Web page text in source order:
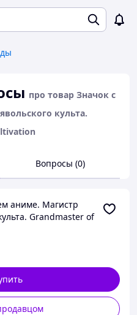
про товар Значок с
культа.
Вопросы (0)
аниме. Магистр
Grandmaster of